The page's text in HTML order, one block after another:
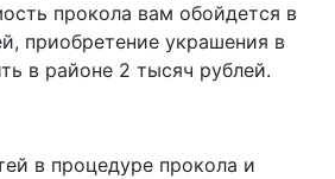
прокола вам обойдется в
приобретение украшения в
в районе 2 тысяч рублей.
в процедуре прокола и